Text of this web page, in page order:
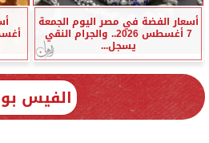
أسعار الفضة في مصر اليوم الجمعة
7 أغسطس 2026.. والجرام النقي
يسجل...
الفيس